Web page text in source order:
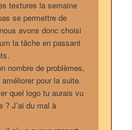
textures la semaine
se permettre de
avons donc choisi
la tâche en passant
nombre de problèmes,
pour la suite.
quel logo tu aurais vu
? J’ai du mal à